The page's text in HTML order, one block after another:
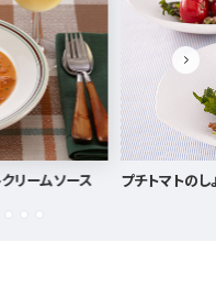
こっくりモツみ